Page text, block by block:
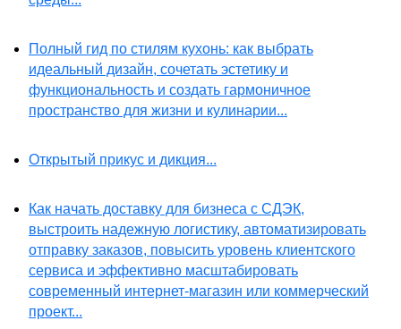
Полный гид по стилям кухонь: как выбрать
идеальный дизайн, сочетать эстетику и
функциональность и создать гармоничное
пространство для жизни и кулинарии...
Открытый прикус и дикция...
Как начать доставку для бизнеса с СДЭК,
выстроить надежную логистику, автоматизировать
отправку заказов, повысить уровень клиентского
сервиса и эффективно масштабировать
современный интернет-магазин или коммерческий
проект...